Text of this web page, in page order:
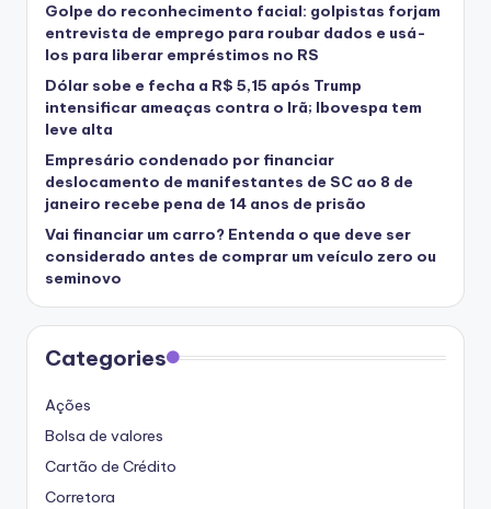
Golpe do reconhecimento facial: golpistas forjam
entrevista de emprego para roubar dados e usá-
los para liberar empréstimos no RS
Dólar sobe e fecha a R$ 5,15 após Trump
intensificar ameaças contra o Irã; Ibovespa tem
leve alta
Empresário condenado por financiar
deslocamento de manifestantes de SC ao 8 de
janeiro recebe pena de 14 anos de prisão
Vai financiar um carro? Entenda o que deve ser
considerado antes de comprar um veículo zero ou
seminovo
Categories
Ações
Bolsa de valores
Cartão de Crédito
Corretora